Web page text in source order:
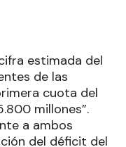
estimada del
de las
cuota del
millones”.
a ambos
del déficit del